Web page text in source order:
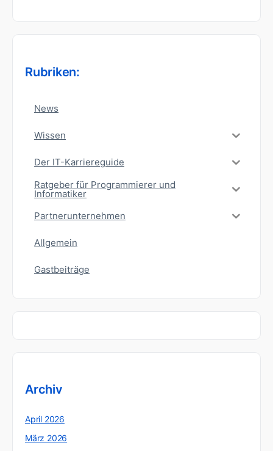
Rubriken:
News
Wissen
Der IT-Karriereguide
Ratgeber für Programmierer und
Informatiker
Partnerunternehmen
Allgemein
Gastbeiträge
Archiv
April 2026
März 2026